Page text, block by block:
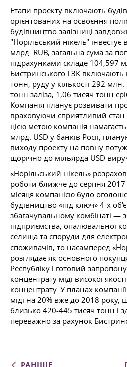
Етапи проекту включають
орієнтованих на освоєння
будівництво залізниці
"Норільський нікель"
млрд. RUB, загальна сума за
підрахунками складе 104,597
Бистринського ГЗК включають
тонн, руду у кількості 292
тонн заліза, 1,06 тисяч тонн
Компанія планує розвивати
враховуючи сприятливий стан
цією метою компанія
млрд. USD у банків Росії,
виходу проекту на повну
щорічно до мільярда USD
«Норільський нікель»
роботи ближче до серпня 2017
місяця компанією було
будівництво «під ключ» 4-х
збагачувальному комбінаті —
підприємства, опалювальної
селища та споруди для
споживачів, то насамперед
розглядає як основного
Республіку і готовий
концентрату міді високої
концентрату. У планах
міді на 20% вже до 2018 року,
близько 420-445 тисяч тонн і
переважно за рахунок